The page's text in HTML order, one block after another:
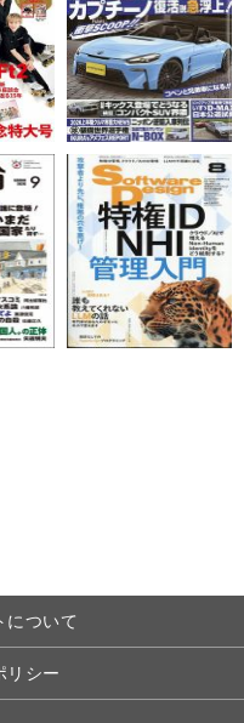
について
リシー